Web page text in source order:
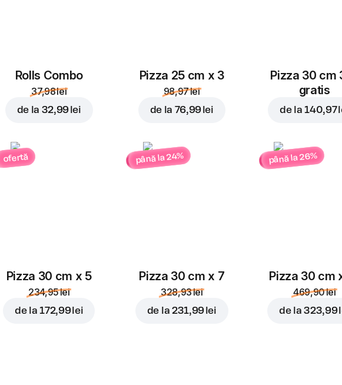
Rolls Combo
37,98 lei
de la 32,99 lei
Pizza 25 cm x 3
98,97 lei
de la 76,99 lei
Pizza 30 cm
gratis
de la140,97
ofertă
Pizza 30 cm x 5
234,95 lei
de la172,99 lei
până la 24%
Pizza 30 cm x 7
328,93 lei
de la 231,99 lei
până la 26%
Pizza 30 cm
469,90 lei
de la323,99